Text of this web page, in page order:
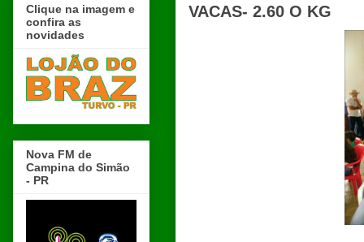
VACAS- 2.60 O KG
Clique na imagem e
confira as
novidades
Nova FM de
Campina do Simão
- PR